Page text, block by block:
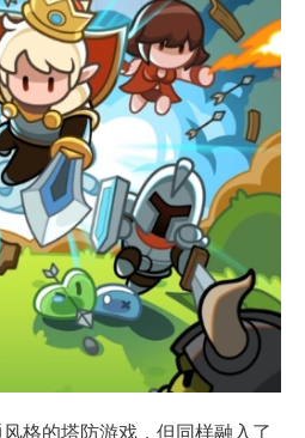
格的塔防游戏，但同样融入了